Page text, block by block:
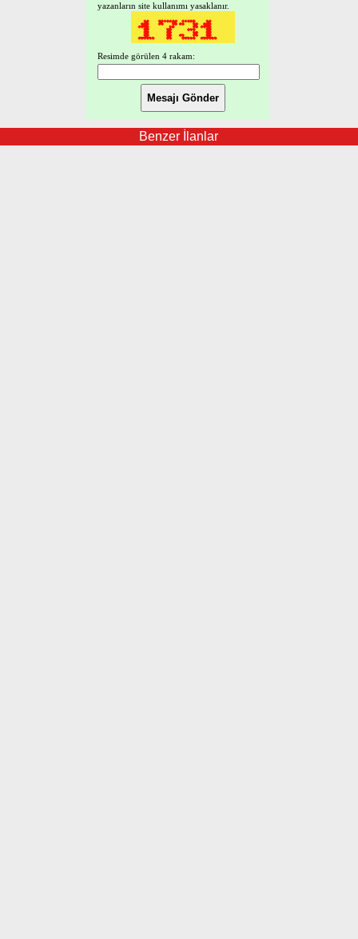
yazanların site kullanımı yasaklanır.
Resimde görülen 4 rakam:
Benzer İlanlar